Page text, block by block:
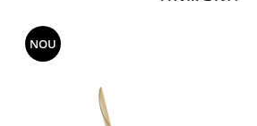
Fotbal
NOU